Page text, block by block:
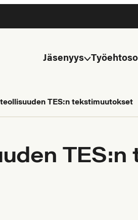
Jäsenyys
TES:n tekstimuutokset